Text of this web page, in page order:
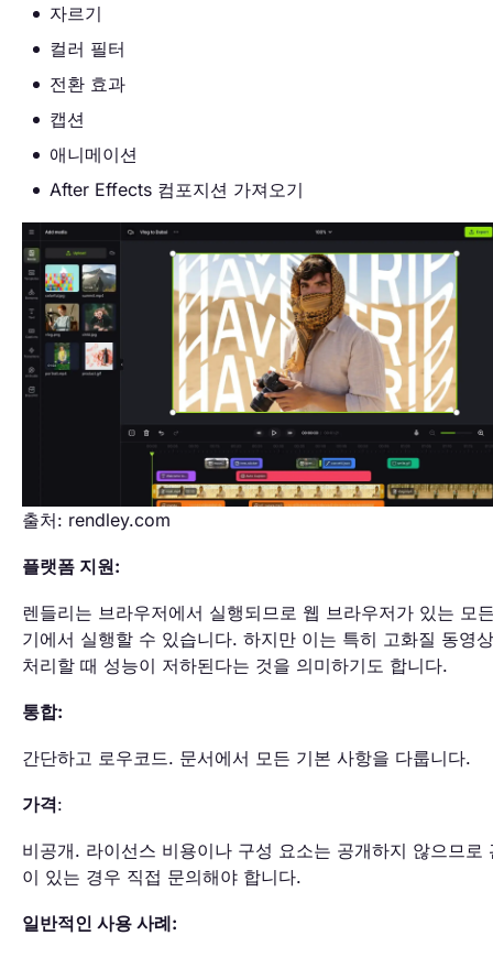
자르기
컬러 필터
전환 효과
캡션
애니메이션
After Effects 컴포지션 가져오기
출처: rendley.com
플랫폼 지원:
렌들리는 브라우저에서 실행되므로 웹 브라우저가 있는 모
기에서 실행할 수 있습니다. 하지만 이는 특히 고화질 동영
처리할 때 성능이 저하된다는 것을 의미하기도 합니다.
통합:
간단하고 로우코드. 문서에서 모든 기본 사항을 다룹니다.
가격:
비공개. 라이선스 비용이나 구성 요소는 공개하지 않으므로
이 있는 경우 직접 문의해야 합니다.
일반적인 사용 사례: